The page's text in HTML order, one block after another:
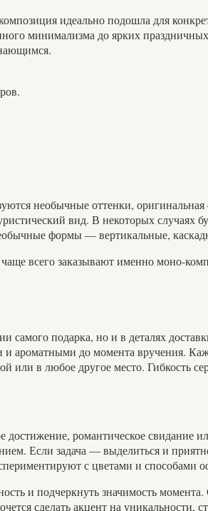
идеально подошла для
минимализма до ярких
необычные оттенки,
вид. В некоторых случаях
формы — вертикальные,
всего заказывают именно моно-
подарка, но и в деталях
ароматными до момента вручения.
в любое другое место. Гибкость
романтическое свидание
Если задача — выделиться и
с цветами и способами
и подчеркнуть значимость
сделать акцент на уникальности,